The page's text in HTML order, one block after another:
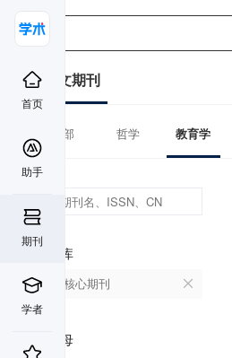
首页
助手
期刊
学者
中文期刊
全部 哲学 教育学
数据库
北大核心期刊
首字母